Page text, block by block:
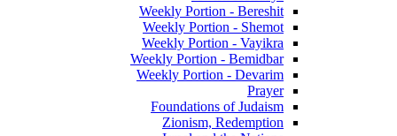
Weekly Portion - Bereshit
Weekly Portion - Shemot
Weekly Portion - Vayikra
Weekly Portion - Bemidbar
Weekly Portion - Devarim
Prayer
Foundations of Judaism
Zionism, Redemption